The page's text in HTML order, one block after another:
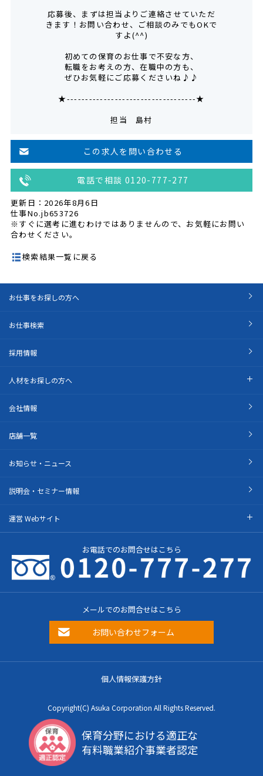
応募後、まずは担当よりご連絡させていただ
きます！お問い合わせ、ご相談のみでもOKで
すよ(^^)
初めての保育のお仕事で不安な方、
転職をお考えの方、在職中の方も、
ぜひお気軽にご応募くださいね♪♪
★-----------------------------------★
担当 島村
この求人を問い合わせる
電話で相談 0120-777-277
更新日：2026年8月6日
仕事No.jb653726
※すぐに選考に進むわけではありませんので、お気軽にお問い
合わせください。
検索結果一覧に戻る
お仕事をお探しの方へ
お仕事検索
採用情報
人材をお探しの方へ
会社情報
店舗一覧
お知らせ・ニュース
説明会・セミナー情報
運営 Webサイト
お電話でのお問合せはこちら
メールでのお問合せはこちら
お問い合わせフォーム
個人情報保護方針
Copyright(C) Asuka Corporation All Rights Reserved.
保育分野における適正な
有料職業紹介事業者認定